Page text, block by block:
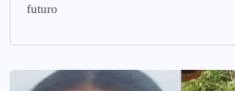
futuro